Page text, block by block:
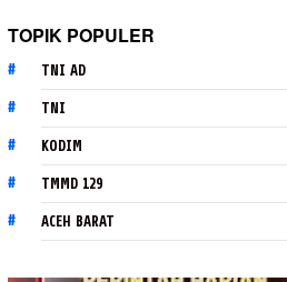
TOPIK POPULER
TNI AD
TNI
KODIM
TMMD 129
ACEH BARAT